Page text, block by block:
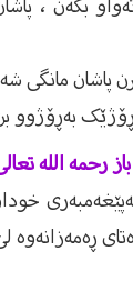
مانگی
بەڕۆژوو
رحمه الله